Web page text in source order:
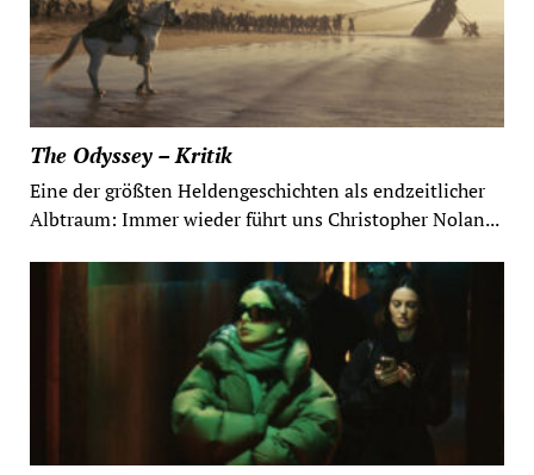
The Odyssey – Kritik
Eine der größten Heldengeschichten als endzeitlicher
Albtraum: Immer wieder führt uns Christopher Nolan...